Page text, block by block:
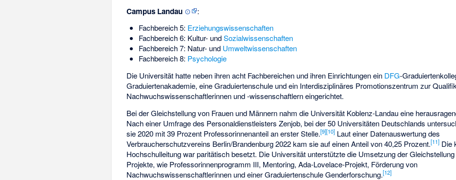
Campus Landau ⊙
:
Fachbereich 5: Erziehungswissenschaften
Fachbereich 6: Kultur- undSozialwissenschaften
Fachbereich 7: Natur- und Umweltwissenschaften
Fachbereich 8: Psychologie
Die Universität hatte neben ihren acht Fachbereichen und ihren Einrichtungen ein DFG-
Graduiertenakademie, eine Graduiertenschule und ein Interdisziplinäres Promotionszentrum zur
Nachwuchswissenschaftlerinnen und -wissenschaftlern eingerichtet.
Bei der Gleichstellung von Frauen und Männern nahm die Universität Koblenz-Landau eine
Nach einer Umfrage des Personaldienstleisters Zenjob, bei der 50 Universitäten Deutschlands
sie 2020 mit 39 Prozent Professorinnenanteil an erster Stelle.[9][10] Laut einer Datenauswertung des
Verbraucherschutzvereins Berlin/Brandenburg 2022 kam sie auf einen Anteil von 40,25 Prozent.[11] Die
Hochschulleitung war paritätisch besetzt. Die Universität unterstützte die Umsetzung der
Projekte, wie Professorinnenprogramm III, Mentoring, Ada-Lovelace-Projekt, Förderung von
Nachwuchswissenschaftlerinnen und einer Graduiertenschule Genderforschung.[12]